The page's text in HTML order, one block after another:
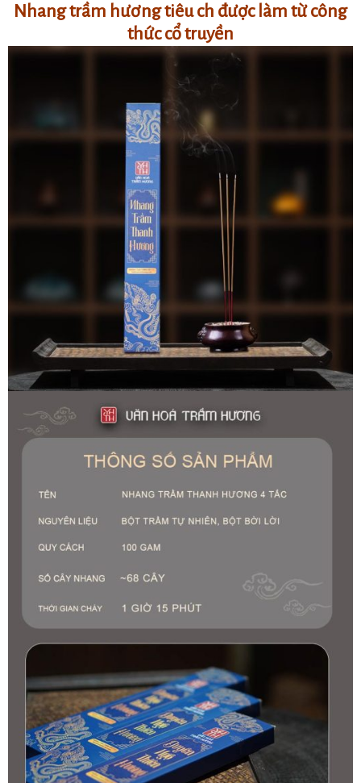
Nhang trầm hương tiêu ch được làm từ công
thức cổ truyền